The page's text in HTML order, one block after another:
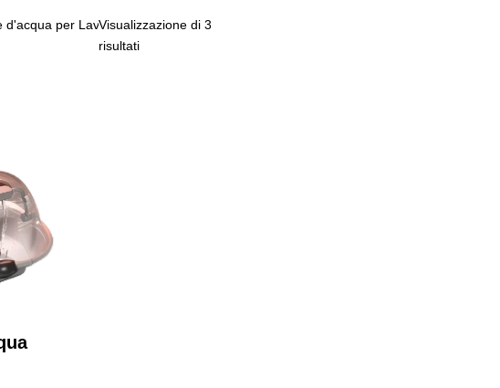
d'acqua per LavatestaVisualizzazione di 3
risultati